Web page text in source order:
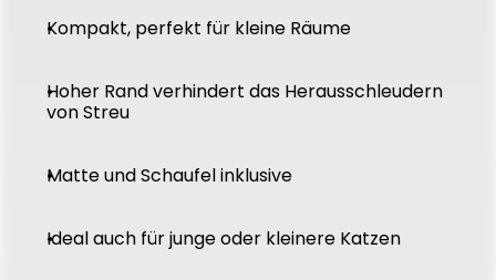
Kompakt, perfekt für kleine Räume
Hoher Rand verhindert das Herausschleudern
von Streu
Matte und Schaufel inklusive
Ideal auch für junge oder kleinere Katzen